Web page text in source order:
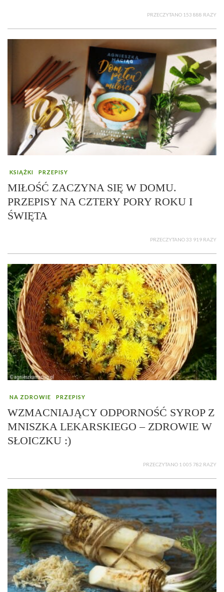
PRZECZYTANO 153 888 RAZY
KSIĄŻKI PRZEPISY
MIŁOŚĆ ZACZYNA SIĘ W DOMU.
PRZEPISY NA CZTERY PORY ROKU I
ŚWIĘTA
PRZECZYTANO 33 919 RAZY
NA ZDROWIE PRZEPISY
WZMACNIAJĄCY ODPORNOŚĆ SYROP Z
MNISZKA LEKARSKIEGO – ZDROWIE W
SŁOICZKU :)
PRZECZYTANO 1 005 782 RAZY